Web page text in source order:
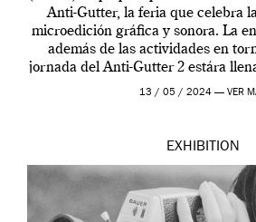
Anti-Gutter, la feria que celebra
microedición gráfica y sonora. La
además de las actividades en
jornada del Anti-Gutter 2 estára
[…]
13 / 05 / 2024 — VER
EXHIBITION